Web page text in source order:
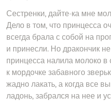
Сестренки, дайте-ка мне
Дело в том, что принцесса
всегда брала с собой на
и принесли. Но дракончик
принцесса налила молоко
к мордочке забавного
жадно лакать, а когда все
ладонь, забрался на нее и